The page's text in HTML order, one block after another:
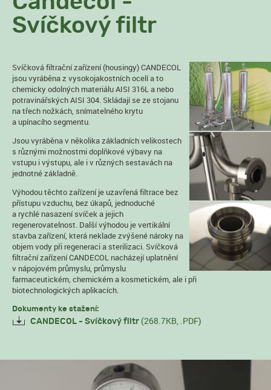
Svíčkový filtr
Svíčková filtrační zařízení (housingy) CANDECOL
jsou vyráběna z vysokojakostních ocelí a to
chemicky odolných materiálu AISI 316L a nebo
potravinářských AISI 304. Skládají se ze stojanu
na třech nožkách, snímatelného krytu
a upínacího segmentu.
Jsou vyráběna v několika základních velikostech
s různými možnostmi doplňkové výbavy na
vstupu i výstupu, ale i v různých sestavách na
jednotné základně.
Výhodou těchto zařízení je uzavřená filtrace bez
přístupu vzduchu, bez úkapů, jednoduché
a rychlé nasazení svíček a jejich
regenerovatelnost. Další výhodou je vertikální
stavba zařízení, která neklade zvýšené nároky na
objem vody při regeneraci a sterilizaci. Svíčková
filtrační zařízení CANDECOL nacházejí uplatnění
v nápojovém průmyslu, průmyslu
farmaceutickém, chemickém a kosmetickém, ale i při
biotechnologických aplikacích.
Dokumenty ke stažení:
CANDECOL - Svíčkový filtr (268.7KB, .PDF)